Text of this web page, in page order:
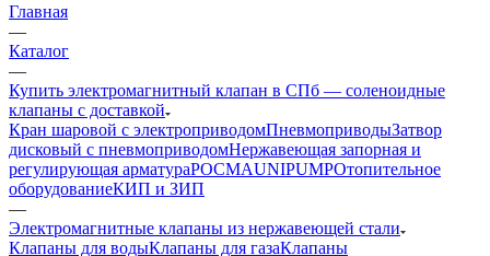
Главная
—
Каталог
—
Купить электромагнитный клапан в СПб — соленоидные
клапаны с доставкой
Кран шаровой с электроприводомПневмоприводыЗатвор
дисковый с пневмоприводомНержавеющая запорная и
регулирующая арматураРОСМАUNIPUMPОтопительное
оборудованиеКИП и ЗИП
—
Электромагнитные клапаны из нержавеющей стали
Клапаны для водыКлапаны для газаКлапаны